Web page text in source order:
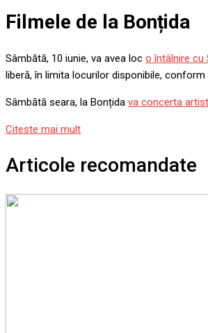
Filmele de la Bonțida
Sâmbătă, 10 iunie, va avea loc o întâlnire cu
liberă, în limita locurilor disponibile,
Sâmbătă seara, la Bonțida va concerta
Citeste mai mult
Articole recomandate